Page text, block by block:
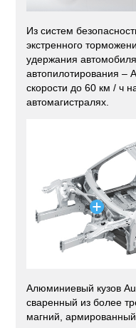
Из систем
экстренного
удержания
автопилотирования –
скорости до 60 км / ч
автомагистралях.
Алюминиевый кузов
сваренный из более
магний,